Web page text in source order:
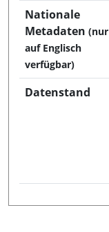
Nationale
Metadaten (nur
auf Englisch
verfügbar)
Datenstand